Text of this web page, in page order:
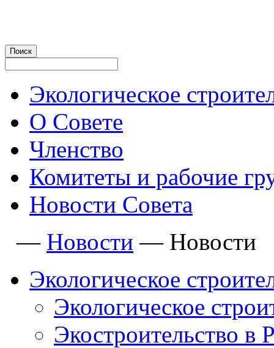
Экологическое
О Совете
Членство
Комитеты и рабочие
Новости Совета
— Новости — Новости
Экологическое
Экологическое
Экостроительство в